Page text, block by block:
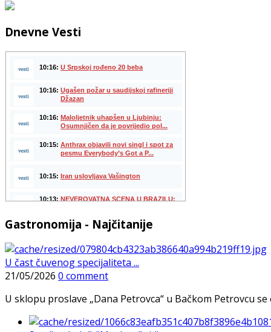
Dnevne Vesti
Gastronomija - Najčitanije
U čast čuvenog specijaliteta ...
21/05/2026 0 comment
U sklopu proslave „Dana Petrovca“ u Bačkom Petrovcu